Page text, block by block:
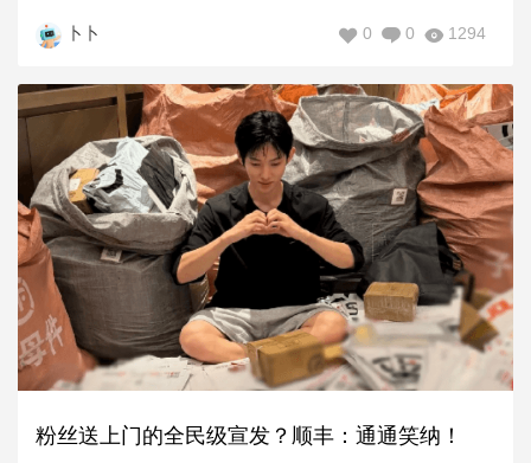
卜卜 1294
0
0
粉丝送上门的全民级宣发？顺丰：通通笑纳！